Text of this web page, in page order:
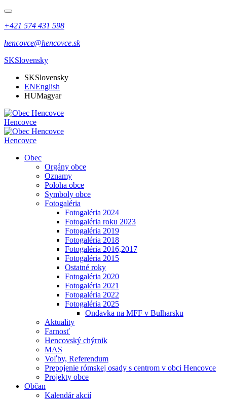
+421 574 431 598
hencovce@hencovce.sk
SKSlovensky
SKSlovensky
ENEnglish
HUMagyar
Hencovce
Hencovce
Obec
Orgány obce
Oznamy
Poloha obce
Symboly obce
Fotogaléria
Fotogaléria 2024
Fotogaléria roku 2023
Fotogaléria 2019
Fotogaléria 2018
Fotogaléria 2016,2017
Fotogaléria 2015
Ostatné roky
Fotogaléria 2020
Fotogaléria 2021
Fotogaléria 2022
Fotogaléria 2025
Ondavka na MFF v Bulharsku
Aktuality
Farnosť
Hencovský chýrnik
MAS
Voľby, Referendum
Prepojenie rómskej osady s centrom v obci Hencovce
Projekty obce
Občan
Kalendár akcií